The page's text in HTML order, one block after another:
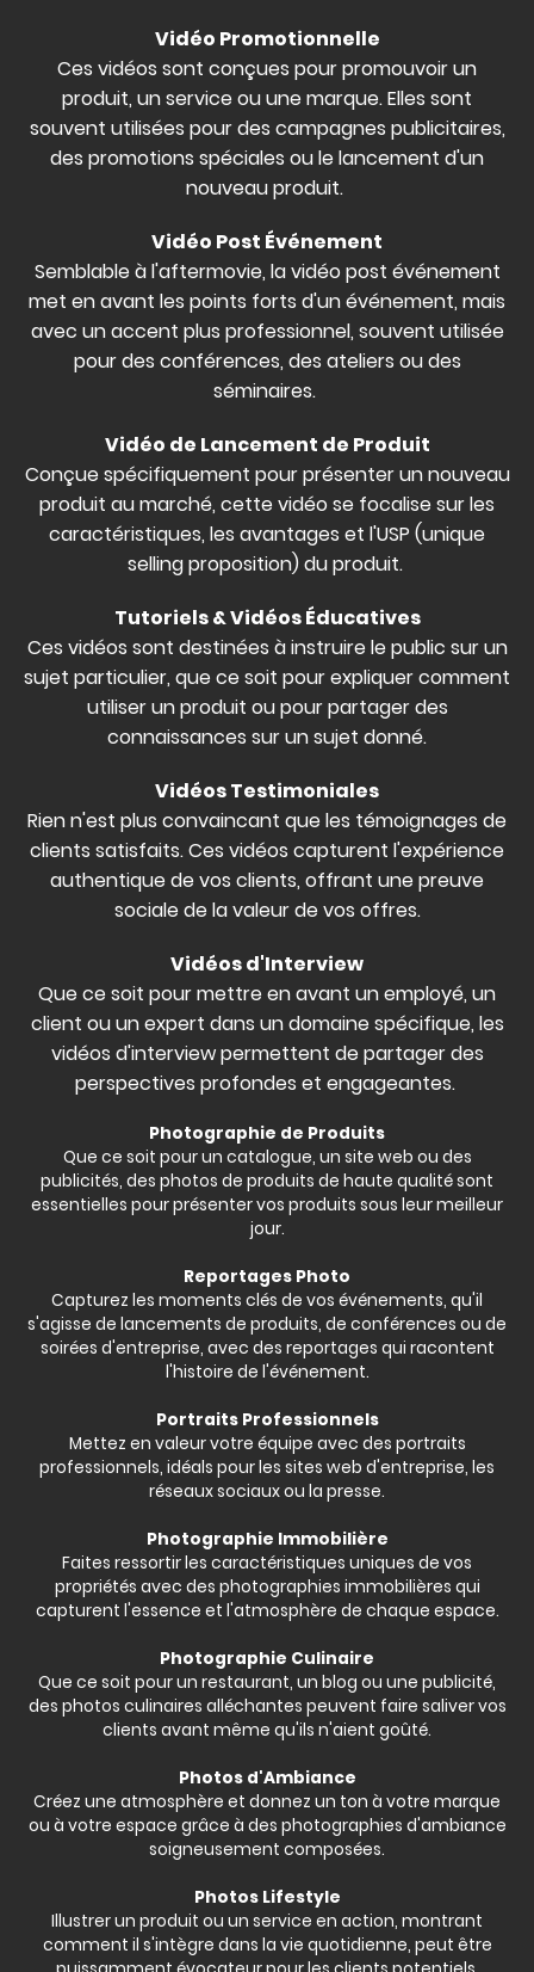
Vidéo Promotionnelle
Ces vidéos sont conçues pour promouvoir un
produit, un service ou une marque. Elles sont
souvent utilisées pour des campagnes publicitaires,
des promotions spéciales ou le lancement d'un
nouveau produit.
Vidéo Post Événement
Semblable à l'aftermovie, la vidéo post événement
met en avant les points forts d'un événement, mais
avec un accent plus professionnel, souvent utilisée
pour des conférences, des ateliers ou des
séminaires.
Vidéo de Lancement de Produit
Conçue spécifiquement pour présenter un nouveau
produit au marché, cette vidéo se focalise sur les
caractéristiques, les avantages et l'USP (unique
selling proposition) du produit.
Tutoriels & Vidéos Éducatives
Ces vidéos sont destinées à instruire le public sur un
sujet particulier, que ce soit pour expliquer comment
utiliser un produit ou pour partager des
connaissances sur un sujet donné.
Vidéos Testimoniales
Rien n'est plus convaincant que les témoignages de
clients satisfaits. Ces vidéos capturent l'expérience
authentique de vos clients, offrant une preuve
sociale de la valeur de vos offres.
Vidéos d'Interview
Que ce soit pour mettre en avant un employé, un
client ou un expert dans un domaine spécifique, les
vidéos d'interview permettent de partager des
perspectives profondes et engageantes.
Photographie de Produits
Que ce soit pour un catalogue, un site web ou des
publicités, des photos de produits de haute qualité sont
essentielles pour présenter vos produits sous leur meilleur
jour.
Reportages Photo
Capturez les moments clés de vos événements, qu'il
s'agisse de lancements de produits, de conférences ou de
soirées d'entreprise, avec des reportages qui racontent
l'histoire de l'événement.
Portraits Professionnels
Mettez en valeur votre équipe avec des portraits
professionnels, idéals pour les sites web d'entreprise, les
réseaux sociaux ou la presse.
Photographie Immobilière
Faites ressortir les caractéristiques uniques de vos
propriétés avec des photographies immobilières qui
capturent l'essence et l'atmosphère de chaque espace.
Photographie Culinaire
Que ce soit pour un restaurant, un blog ou une publicité,
des photos culinaires alléchantes peuvent faire saliver vos
clients avant même qu'ils n'aient goûté.
Photos d'Ambiance
Créez une atmosphère et donnez un ton à votre marque
ou à votre espace grâce à des photographies d'ambiance
soigneusement composées.
Photos Lifestyle
Illustrer un produit ou un service en action, montrant
comment il s'intègre dans la vie quotidienne, peut être